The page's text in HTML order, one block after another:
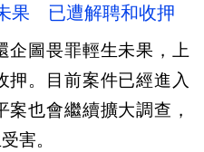
果 已遭解聘和收押
企圖畏罪輕生未果，上
押。目前案件已經進入
也會繼續擴大調查，
害。